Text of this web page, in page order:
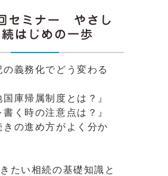
セミナー やさし
続はじめの一歩
の義務化でどう変わる
国庫帰属制度とは？』
書く時の注意点は？』
きの進め方がよく分か
たい相続の基礎知識と